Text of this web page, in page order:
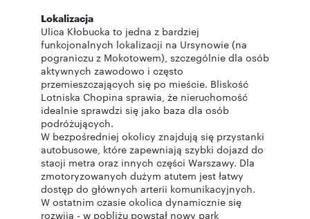
Lokalizacja
Ulica Kłobucka to jedna z bardziej
funkcjonalnych lokalizacji na Ursynowie (na
pograniczu z Mokotowem), szczególnie dla osób
aktywnych zawodowo i często
przemieszczających się po mieście. Bliskość
Lotniska Chopina sprawia, że nieruchomość
idealnie sprawdzi się jako baza dla osób
podróżujących.
W bezpośredniej okolicy znajdują się przystanki
autobusowe, które zapewniają szybki dojazd do
stacji metra oraz innych części Warszawy. Dla
zmotoryzowanych dużym atutem jest łatwy
dostęp do głównych arterii komunikacyjnych.
W ostatnim czasie okolica dynamicznie się
rozwija - w pobliżu powstał nowy park